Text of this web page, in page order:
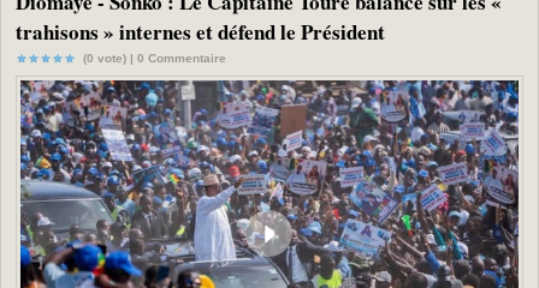
trahisons » internes et défend le Président
(0 vote) | 0 Commentaire